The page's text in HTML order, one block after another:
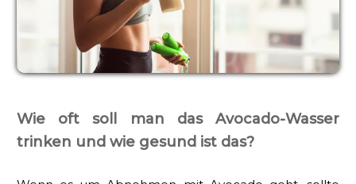
Wie oft soll man das Avocado-Wasser
trinken und wie gesund ist das?